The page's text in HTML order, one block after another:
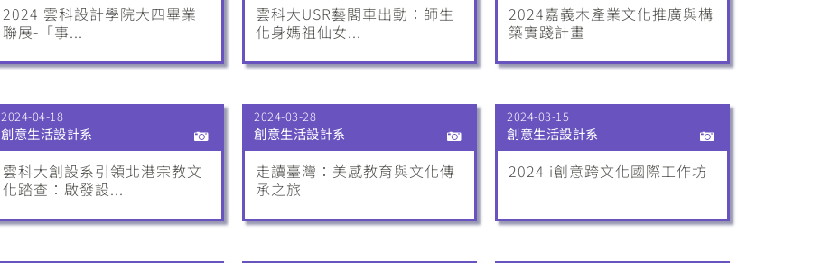
2024 雲科設計學院大四畢業
聯展-「事...
雲科大USR藝閣車出動：師生
化身媽祖仙女...
2024嘉義木產業文化推廣與構
築實踐計畫
2024-04-18
創意生活設計系
雲科大創設系引領北港宗教文
化踏查：啟發設...
2024-03-28
創意生活設計系
走讀臺灣：美感教育與文化傳
承之旅
2024-03-15
創意生活設計系
2024 i創意跨文化國際工作坊